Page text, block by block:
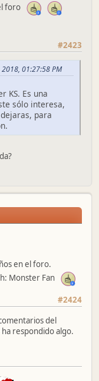
#2423
01:27:58 PM
KS. Es una
sólo interesa,
para
#2424
del
respondido algo.